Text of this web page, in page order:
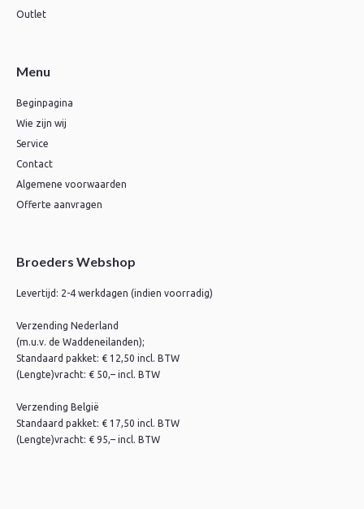
Outlet
Menu
Beginpagina
Wie zijn wij
Service
Contact
Algemene voorwaarden
Offerte aanvragen
Broeders Webshop
Levertijd: 2-4 werkdagen (indien voorradig)
Verzending Nederland
(m.u.v. de Waddeneilanden);
Standaard pakket: € 12,50 incl. BTW
(Lengte)vracht: € 50,– incl. BTW
Verzending België
Standaard pakket: € 17,50 incl. BTW
(Lengte)vracht: € 95,– incl. BTW